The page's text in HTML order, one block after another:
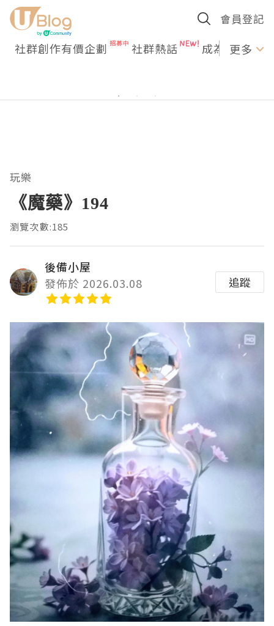
會員登記
社群創作有價企劃 社群熱話 成為U更多
玩樂
《魔藥》194
瀏覽次數:185
後備小屋
發佈於 2026.03.08
追蹤